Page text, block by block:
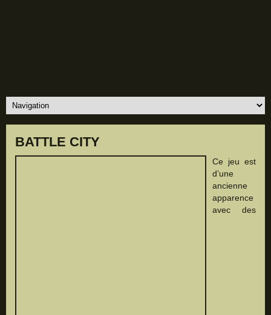
BATTLE CITY
Ce jeu est
d’une
ancienne
apparence
avec des